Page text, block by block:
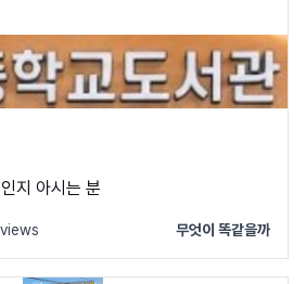
지 아시는 분
무엇이 똑같을까